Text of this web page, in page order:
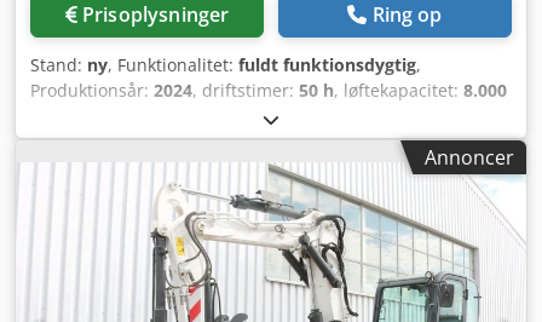
Prisoplysninger Ring op
Stand: ny, Funktionalitet: fuldt funktionsdygtig,
Produktionsår: 2024, driftstimer: 50 h, løftekapacitet: 8.000
, fri løftehøjde:
brændstoftype:diesel, mastetype:triplex, bygningshøjde:
59 kW (80,22 hk)
, gaffelbærebredden:
2.240 mm
, gaffellængde:2.400 mm, tomvægt: 12.406 kg,
Diesel, Dieseltruck Lasttyngdepunkt: 600
Gaffelbredde: 180 mm Gaffeltykkelse: 75 mm ISO-klasse:
Terminal West Masttype: Triplex Codpoxr R Efofx Alnoha
Transmission: Wandler Hastighedsklasse: 20 Stand: Ny
Annoncer